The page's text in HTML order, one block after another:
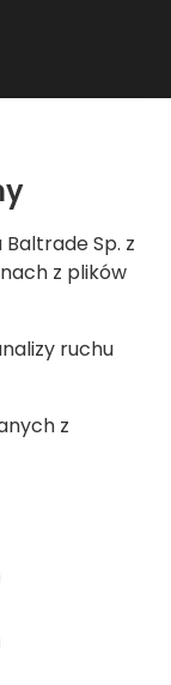
Sp. z
z plików
ruchu
z